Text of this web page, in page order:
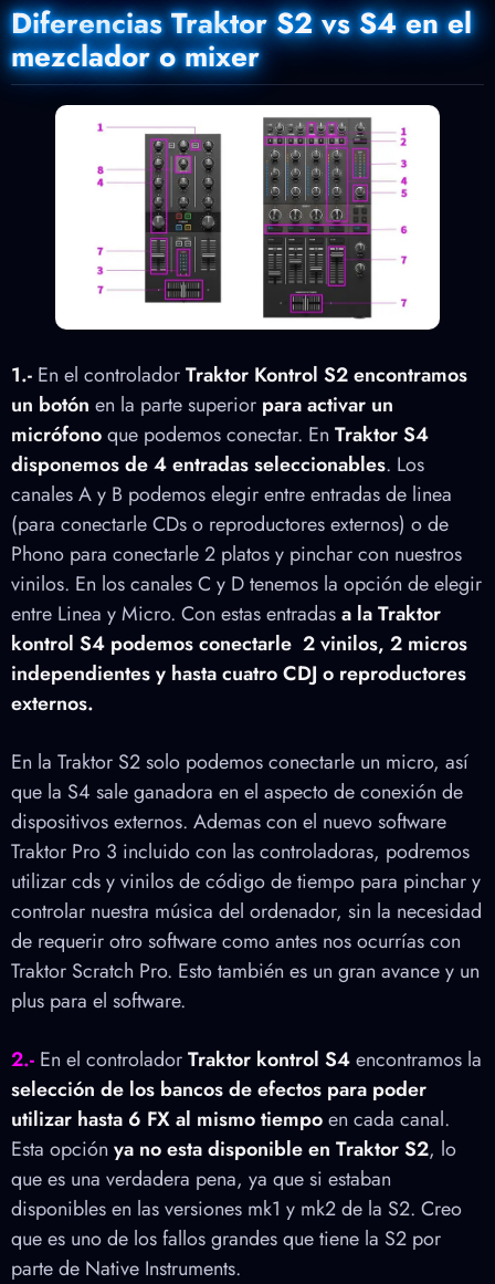
Diferencias Traktor S2 vs S4 en el
mezclador o mixer
1.- En el controladorTraktor Kontrol S2 encontramos
un botón en la parte superior para activar un
micrófonoque podemos conectar. En Traktor S4
disponemos de 4 entradas seleccionables. Los
canales A y B podemos elegir entre entradas de linea
(para conectarle CDs o reproductores externos) o de
Phono para conectarle 2 platos y pinchar con nuestros
vinilos. En los canales C y D tenemos la opción de elegir
entre Linea y Micro. Con estas entradasa la Traktor
kontrol S4 podemos conectarle 2 vinilos, 2 micros
independientes y hasta cuatro CDJ o reproductores
externos.
En la Traktor S2 solo podemos conectarle un micro, así
que la S4 sale ganadora en el aspecto de conexión de
dispositivos externos. Ademas con el nuevo software
Traktor Pro 3 incluido con las controladoras, podremos
utilizar cds y vinilos de código de tiempo para pinchar y
controlar nuestra música del ordenador, sin la necesidad
de requerir otro software como antes nos ocurrías con
Traktor Scratch Pro. Esto también es un gran avance y un
plus para el software.
2.- En el controladorTraktor kontrol S4encontramos la
selección de los bancos de efectos para poder
utilizar hasta 6 FX al mismo tiempoen cada canal.
Esta opción ya no esta disponible en Traktor S2, lo
que es una verdadera pena, ya que si estaban
disponibles en las versiones mk1 y mk2 de la S2. Creo
que es uno de los fallos grandes que tiene la S2 por
parte de Native Instruments.